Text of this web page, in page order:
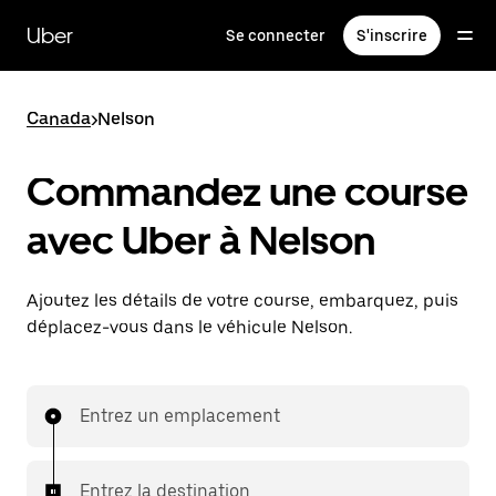
contenu
principal
Uber Se connecter S'inscrire
Canada>Nelson
Commandez une course
avec Uber à Nelson
Ajoutez les détails de votre course, embarquez, puis
déplacez-vous dans le véhicule Nelson.
Entrez un emplacement
Entrez la destination